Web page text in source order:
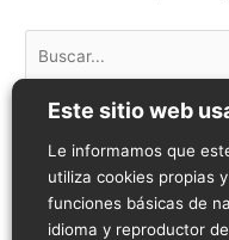
Este sitio web
Le informamos que
utiliza cookies propias
funciones básicas de
idioma y reproductor